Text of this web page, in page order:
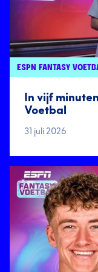
ESPN FANTASY
In vijf
Voetbal
31 juli 2026